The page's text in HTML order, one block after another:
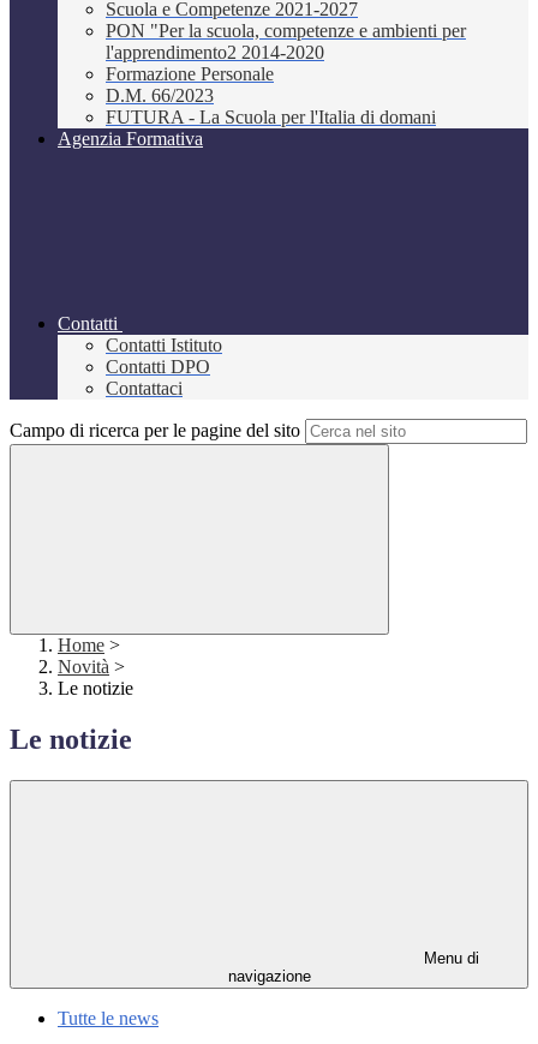
Scuola e Competenze 2021-2027
PON "Per la scuola, competenze e ambienti per
l'apprendimento2 2014-2020
Formazione Personale
D.M. 66/2023
FUTURA - La Scuola per l'Italia di domani
Agenzia Formativa
Contatti
Contatti Istituto
Contatti DPO
Contattaci
Campo di ricerca per le pagine del sito
Home >
Novità >
Le notizie
Le notizie
Menu di
navigazione
Tutte le news